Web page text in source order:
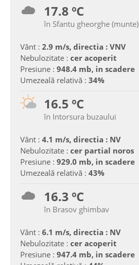
17.8 ºC
în Sfantu gheorghe (munte)
Vânt : 2.9 m/s, directia : VNV
Nebulozitate : cer acoperit
Presiune : 948.4 mb, in scadere
Umezeală relativă : 34%
16.5 ºC
în Intorsura buzaului
Vânt : 4.1 m/s, directia : NV
Nebulozitate : cer partial noros
Presiune : 929.0 mb, in scadere
Umezeală relativă : 43%
16.3 ºC
în Brasov ghimbav
Vânt : 6.1 m/s, directia : NV
Nebulozitate : cer acoperit
Presiune : 947.4 mb, in scadere